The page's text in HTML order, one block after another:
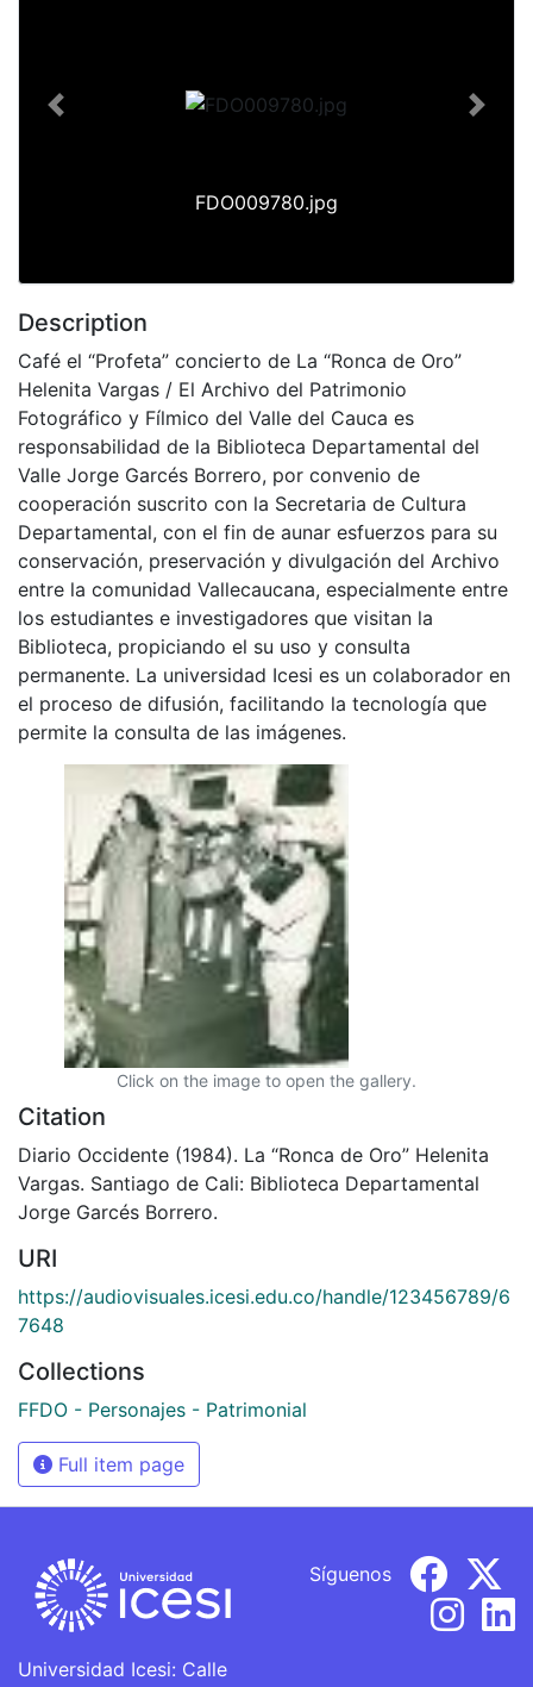
FDO009780.jpg
Previous Next
Description
Café el “Profeta” concierto de La “Ronca de Oro”
Helenita Vargas / El Archivo del Patrimonio
Fotográfico y Fílmico del Valle del Cauca es
responsabilidad de la Biblioteca Departamental del
Valle Jorge Garcés Borrero, por convenio de
cooperación suscrito con la Secretaria de Cultura
Departamental, con el fin de aunar esfuerzos para su
conservación, preservación y divulgación del Archivo
entre la comunidad Vallecaucana, especialmente entre
los estudiantes e investigadores que visitan la
Biblioteca, propiciando el su uso y consulta
permanente. La universidad Icesi es un colaborador en
el proceso de difusión, facilitando la tecnología que
permite la consulta de las imágenes.
Click on the image to open the gallery.
Citation
Diario Occidente (1984). La “Ronca de Oro” Helenita
Vargas. Santiago de Cali: Biblioteca Departamental
Jorge Garcés Borrero.
URI
https://audiovisuales.icesi.edu.co/handle/123456789/6
7648
Collections
FFDO - Personajes - Patrimonial
Full item page
Universidad Icesi: Calle
Síguenos